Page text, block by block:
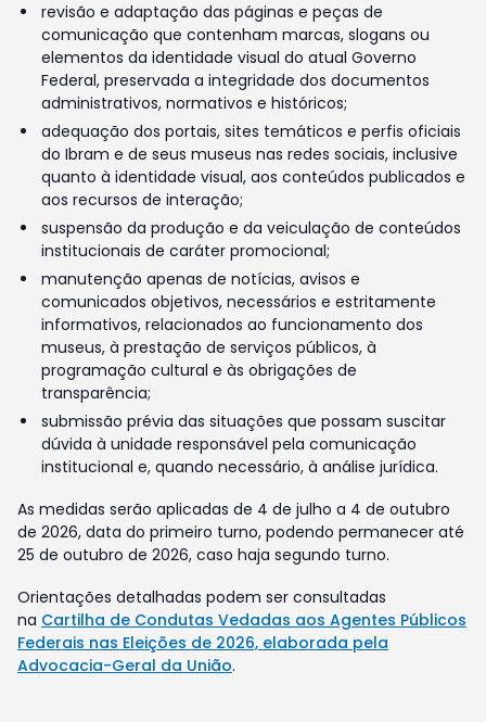
revisão e adaptação das páginas e peças de
comunicação que contenham marcas, slogans ou
elementos da identidade visual do atual Governo
Federal, preservada a integridade dos documentos
administrativos, normativos e históricos;
adequação dos portais, sites temáticos e perfis oficiais
do Ibram e de seus museus nas redes sociais, inclusive
quanto à identidade visual, aos conteúdos publicados e
aos recursos de interação;
suspensão da produção e da veiculação de conteúdos
institucionais de caráter promocional;
manutenção apenas de notícias, avisos e
comunicados objetivos, necessários e estritamente
informativos, relacionados ao funcionamento dos
museus, à prestação de serviços públicos, à
programação cultural e às obrigações de
transparência;
submissão prévia das situações que possam suscitar
dúvida à unidade responsável pela comunicação
institucional e, quando necessário, à análise jurídica.
As medidas serão aplicadas de 4 de julho a 4 de outubro
de 2026, data do primeiro turno, podendo permanecer até
25 de outubro de 2026, caso haja segundo turno.
Orientações detalhadas podem ser consultadas
na Cartilha de Condutas Vedadas aos Agentes Públicos
Federais nas Eleições de 2026, elaborada pela
Advocacia-Geral da União.